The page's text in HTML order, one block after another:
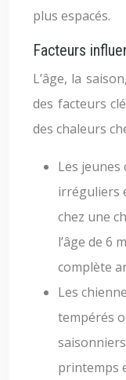
plus espacés.
Facteurs
L’âge, la
des facteurs
des chaleurs
Les jeunes
irréguliers
chez une
l’âge de 6
complète
Les
tempérés
printemps